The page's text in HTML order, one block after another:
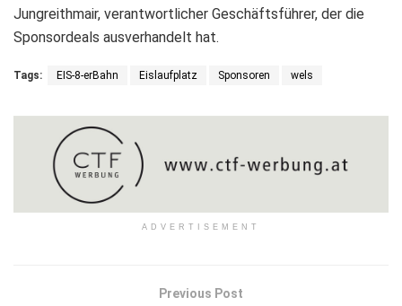
Jungreithmair, verantwortlicher Geschäftsführer, der die
Sponsordeals ausverhandelt hat.
Tags: EIS-8-erBahn Eislaufplatz Sponsoren wels
ADVERTISEMENT
Previous Post